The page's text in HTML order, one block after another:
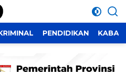
PENDIDIKAN KABAR